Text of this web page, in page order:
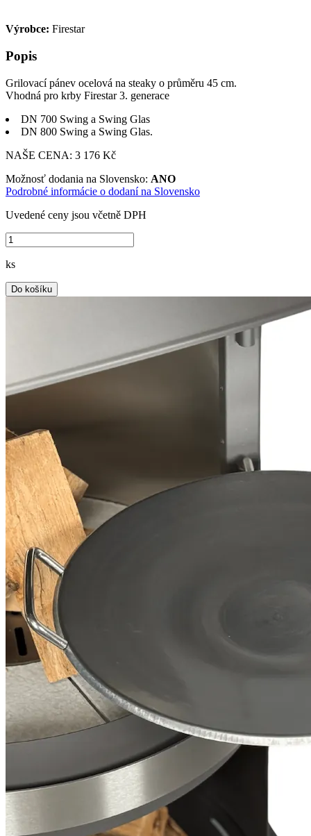
Výrobce: Firestar
Popis
Grilovací pánev ocelová na steaky o průměru 45 cm.
Vhodná pro krby Firestar 3. generace
DN 700 Swing a Swing Glas
DN 800 Swing a Swing Glas.
NAŠE CENA: 3 176 Kč
Možnosť dodania na Slovensko: ANO
Podrobné informácie o dodaní na Slovensko
Uvedené ceny jsou včetně DPH
ks